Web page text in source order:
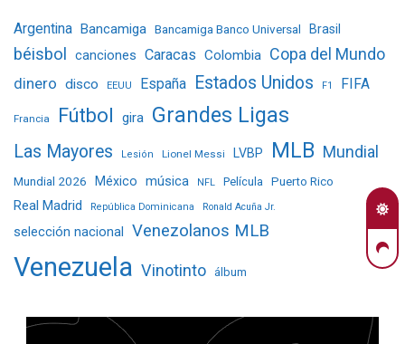
Argentina Bancamiga Bancamiga Banco Universal Brasil
béisbol canciones Caracas Colombia Copa del Mundo
dinero disco EEUU España Estados Unidos F1 FIFA
Francia Fútbol gira Grandes Ligas
Las Mayores Lesión Lionel Messi LVBP MLB Mundial
Mundial 2026 México música NFL Película Puerto Rico
Real Madrid República Dominicana Ronald Acuña Jr.
selección nacional Venezolanos MLB
Venezuela Vinotinto álbum